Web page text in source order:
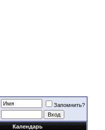
Запомнить?
Календарь